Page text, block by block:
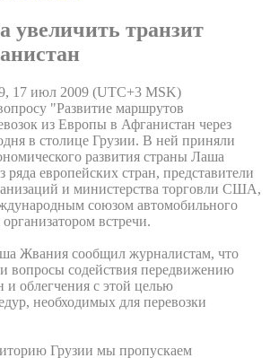
увеличить транзит
17 июл 2009 (UTC+3 MSK)
"Развитие маршрутов
из Европы в Афганистан через
в столице Грузии. В ней приняли
развития страны Лаша
европейских стран, представители
и министерства торговли США,
союзом автомобильного
организатором встречи.
Жвания сообщил журналистам, что
вопросы содействия передвижению
и облегчения с этой целью
необходимых для перевозки
Грузии мы пропускаем